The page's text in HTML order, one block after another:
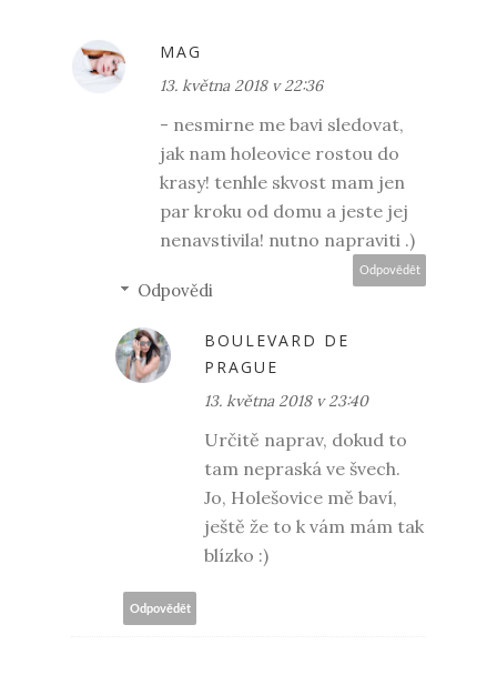
MAG
13. května 2018 v 22:36
- nesmirne me bavi sledovat,
jak nam holeovice rostou do
krasy! tenhle skvost mam jen
par kroku od domu a jeste jej
nenavstivila! nutno napraviti .)
Odpovědět
Odpovědi
BOULEVARD DE
PRAGUE
13. května 2018 v 23:40
Určitě naprav, dokud to
tam nepraská ve švech.
Jo, Holešovice mě baví,
ještě že to k vám mám tak
blízko :)
Odpovědět